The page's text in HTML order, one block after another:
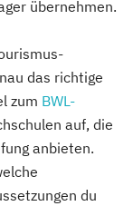
übernehmen.
das richtige
zum BWL-
auf, die
anbieten.
du